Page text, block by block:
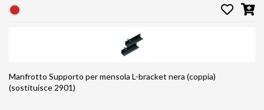
Manfrotto Supporto per mensola L-bracket nera (coppia)
(sostituisce 2901)